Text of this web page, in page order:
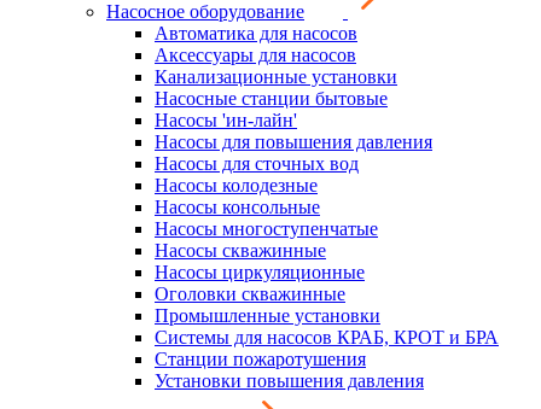
Насосное оборудование
Автоматика для насосов
Аксессуары для насосов
Канализационные установки
Насосные станции бытовые
Насосы 'ин-лайн'
Насосы для повышения давления
Насосы для сточных вод
Насосы колодезные
Насосы консольные
Насосы многоступенчатые
Насосы скважинные
Насосы циркуляционные
Оголовки скважинные
Промышленные установки
Системы для насосов КРАБ, КРОТ и БРА
Станции пожаротушения
Установки повышения давления